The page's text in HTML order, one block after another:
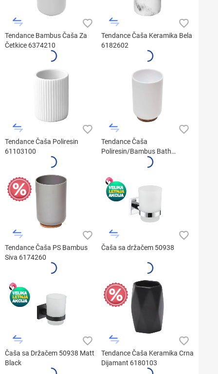
Tendance Bambus Čaša Za
Četkice 6374210
Tendance Čaša Keramika Bela
6182602
Tendance Čaša Poliresin
61103100
Tendance Čaša
Poliresin/Bambus Bath
Tendance Čaša PS Bambus
Siva 6174260
Čaša sa držačem 50938
Čaša sa Držačem 50938 Matt
Black
Tendance Čaša Keramika Crna
Dijamant 6180103